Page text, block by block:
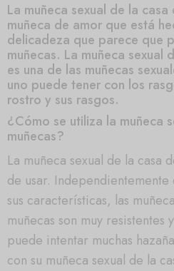
La muñeca sexual de la casa
muñeca de amor que está
delicadeza que parece que
muñecas. La muñeca sexual
es una de las muñecas
uno puede tener con los
rostro y sus rasgos.
¿Cómo se utiliza la muñeca
muñecas?
La muñeca sexual de la casa
de usar.
sus características, las
muñecas son muy
puede intentar muchas
con su muñeca sexual de la